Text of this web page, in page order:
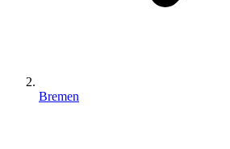
Bremen